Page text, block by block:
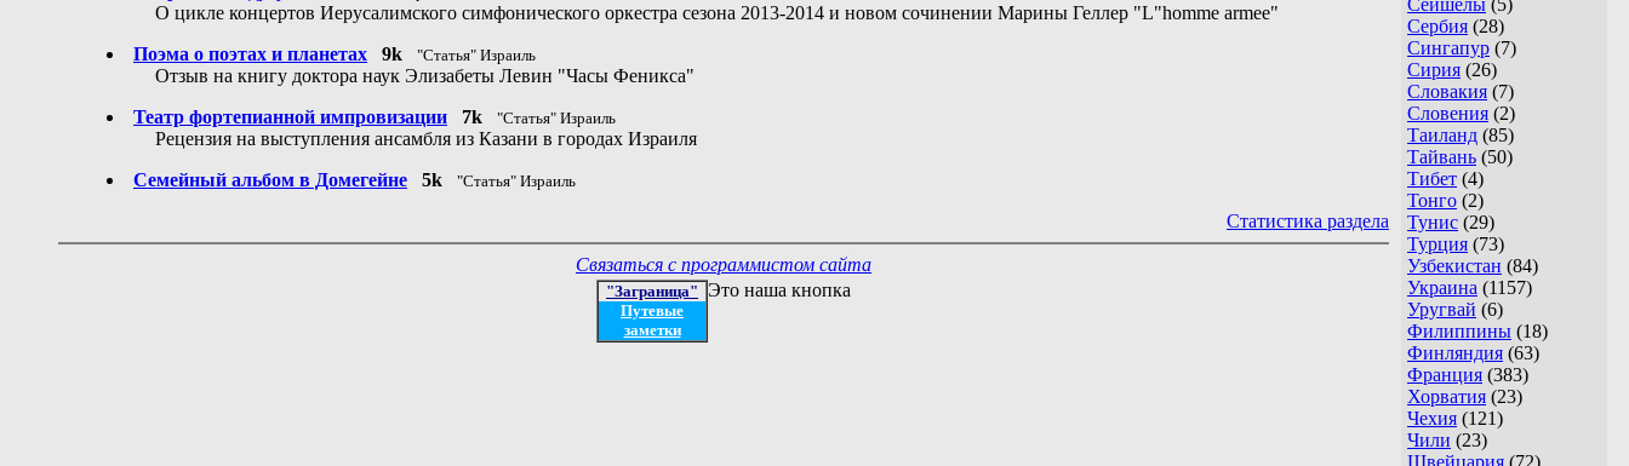
Сербия (28)
Сингапур (7)
Сирия (26)
Словакия (7)
Словения (2)
Таиланд (85)
Тайвань (50)
Тибет (4)
Тонго (2)
Тунис (29)
Турция (73)
Узбекистан (84)
Украина (1157)
Уругвай (6)
Филиппины (18)
Финляндия (63)
Франция (383)
Хорватия (23)
Чехия (121)
Чили (23)
Швейцария (72)
О цикле концертов Иерусалимского симфонического оркестра сезона 2013-2014 и новом сочинении Марины Геллер "L"homme armee"
Поэма о поэтах и планетах
9k "Статья" Израиль
Отзыв на книгу доктора наук Элизабеты Левин "Часы Феникса"
Театр фортепианной импровизации
7k "Статья" Израиль
Рецензия на выступления ансамбля из Казани в городах Израиля
Семейный альбом в Домегейне
5k "Статья" Израиль
Статистика раздела
Связаться с программистом сайта
"Заграница"
Путевые
заметки
Это наша кнопка